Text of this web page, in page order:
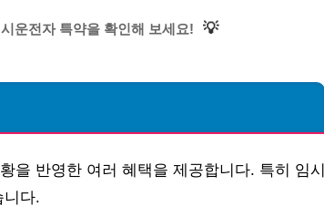
운전자 특약을 확인해 보세요! 💡
을 반영한 여러 혜택을 제공합니다. 특히 임시
니다.